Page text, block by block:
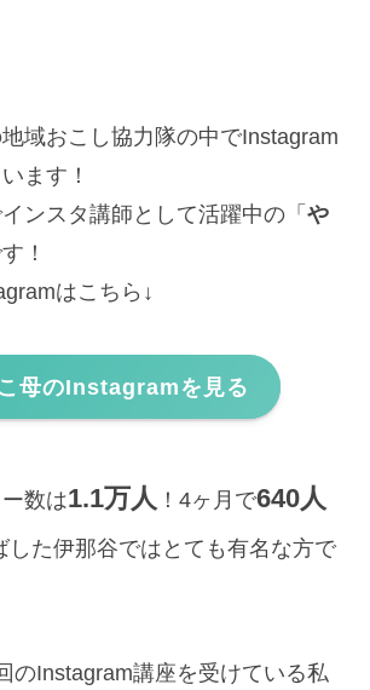
域おこし協力隊の中でInstagram
ます！
ンスタ講師として活躍中の「 や
！
はこちら↓
母のInstagramを見る
数は1.1万人 ！4ヶ月で640人
した伊那谷ではとても有名な方で
のInstagram講座を受けている私